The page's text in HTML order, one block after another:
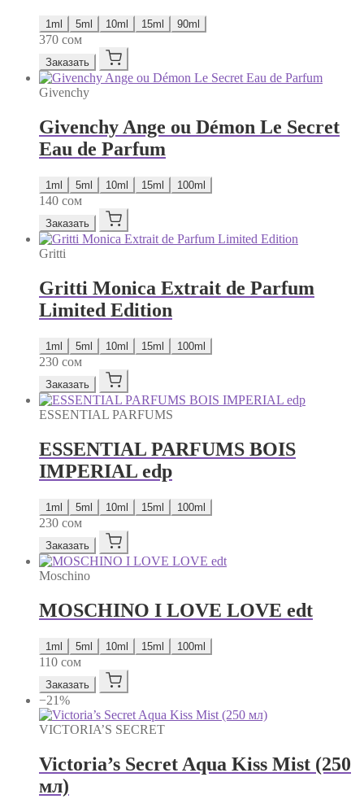
1ml 5ml 10ml 15ml 90ml
370 сом
Заказать
Givenchy
Givenchy Ange ou Démon Le Secret
Eau de Parfum
1ml 5ml 10ml 15ml 100ml
140 сом
Заказать
Gritti
Gritti Monica Extrait de Parfum
Limited Edition
1ml 5ml 10ml 15ml 100ml
230 сом
Заказать
ESSENTIAL PARFUMS
ESSENTIAL PARFUMS BOIS
IMPERIAL edp
1ml 5ml 10ml 15ml 100ml
230 сом
Заказать
Moschino
MOSCHINO I LOVE LOVE edt
1ml 5ml 10ml 15ml 100ml
110 сом
Заказать
−21%
VICTORIA’S SECRET
Victoria’s Secret Aqua Kiss Mist (250
мл)